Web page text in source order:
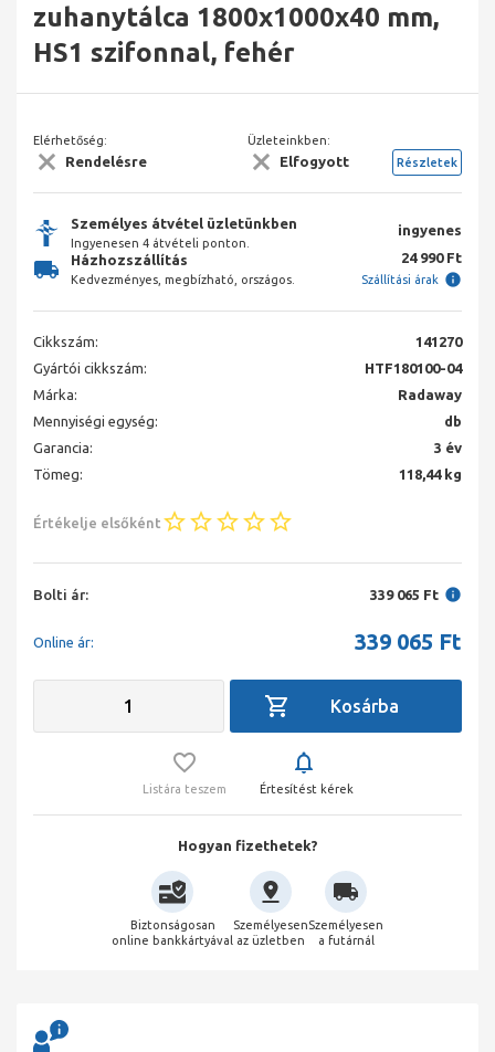
zuhanytálca 1800x1000x40 mm,
HS1 szifonnal, fehér
Elérhetőség:
Rendelésre
Üzleteinkben:
Elfogyott Részletek
Személyes átvétel üzletünkben
Ingyenesen 4 átvételi ponton.
ingyenes
Házhozszállítás
Kedvezményes, megbízható, országos.
24 990 Ft
Szállítási árak
Cikkszám:
141270
Gyártói cikkszám:
HTF180100-04
Márka:
Radaway
Mennyiségi egység:
db
Garancia:
3 év
Tömeg:
118,44 kg
Értékelje elsőként
Bolti ár: 339 065 Ft
Online ár: 339 065 Ft
Listára teszem Értesítést kérek
Hogyan fizethetek?
Biztonságosan
online bankkártyával
Személyesen
az üzletben
Személyesen
a futárnál